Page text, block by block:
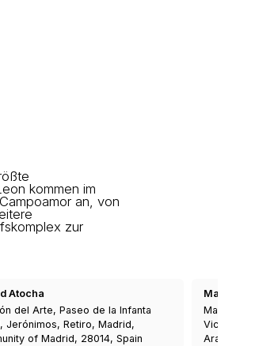
kommen im
an, von
zur
Atocha
del Arte, Paseo de la Infanta
Jerónimos, Retiro, Madrid,
of Madrid, 28014, Spain
Madrid
Madrid-
Vicente,
Aravaca,